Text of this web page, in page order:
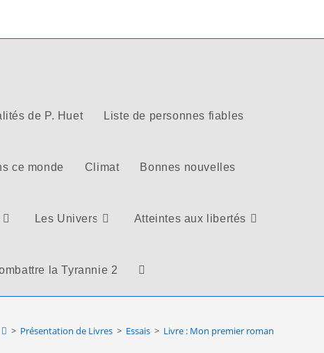
de P. Huet Liste de personnes fiables
ce monde Climat Bonnes nouvelles
Les Univers Atteintes aux libertés
la Tyrannie 2
> Présentation de Livres > Essais > Livre : Mon premier roman